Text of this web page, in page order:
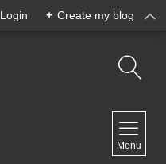
Login + Create my blog
Menu